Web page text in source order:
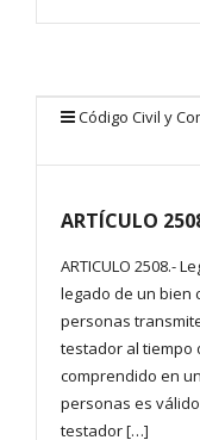
Código Civil y
ARTÍCULO
ARTICULO 2508.-
legado de un bien
personas
testador al tiempo
comprendido en
personas es
testador […]